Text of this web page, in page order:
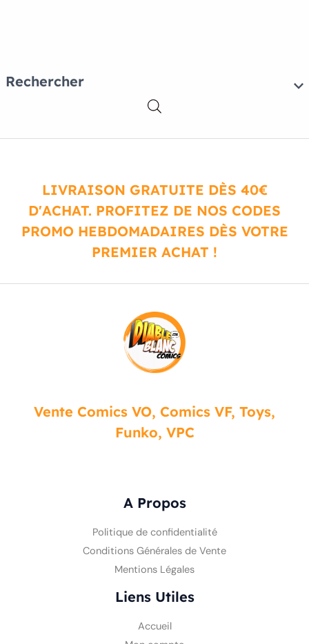
Rechercher
LIVRAISON GRATUITE DÈS 40€
D'ACHAT. PROFITEZ DE NOS CODES
PROMO HEBDOMADAIRES DÈS VOTRE
PREMIER ACHAT !
Vente Comics VO, Comics VF, Toys,
Funko, VPC
A Propos
Politique de confidentialité
Conditions Générales de Vente
Mentions Légales
Liens Utiles
Accueil